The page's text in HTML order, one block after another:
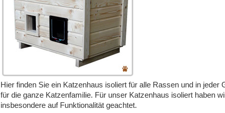
Hier finden Sie ein Katzenhaus isoliert für alle Rassen und in jeder
für die ganze Katzenfamilie. Für unser Katzenhaus isoliert haben
insbesondere auf Funktionalität geachtet.